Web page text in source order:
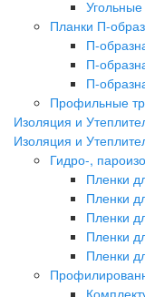
Угольные
Планки П-
П-
П-
П-
Профильные
Изоляция и
Изоляция и
Гидро-,
Пленки
Пленки
Пленки
Пленки
Пленки